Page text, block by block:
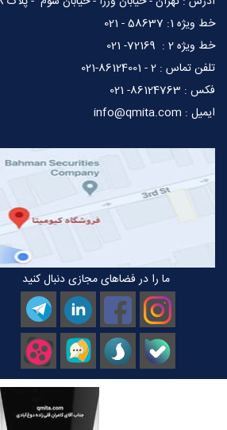
خط ویژه 1: 58637 - 021
خط ویژه 2 : 72169- 021
تلفن تماس : 2 - 86124001-021
فکس : 86124763- 021
ایمیل : info@qmita.com
ما را در فضاهای مجازی دنبال کنید